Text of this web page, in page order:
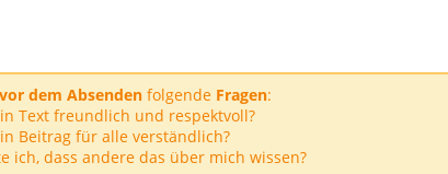
vor dem Absenden folgende Fragen:
Text freundlich und respektvoll?
Beitrag für alle verständlich?
ich, dass andere das über mich wissen?